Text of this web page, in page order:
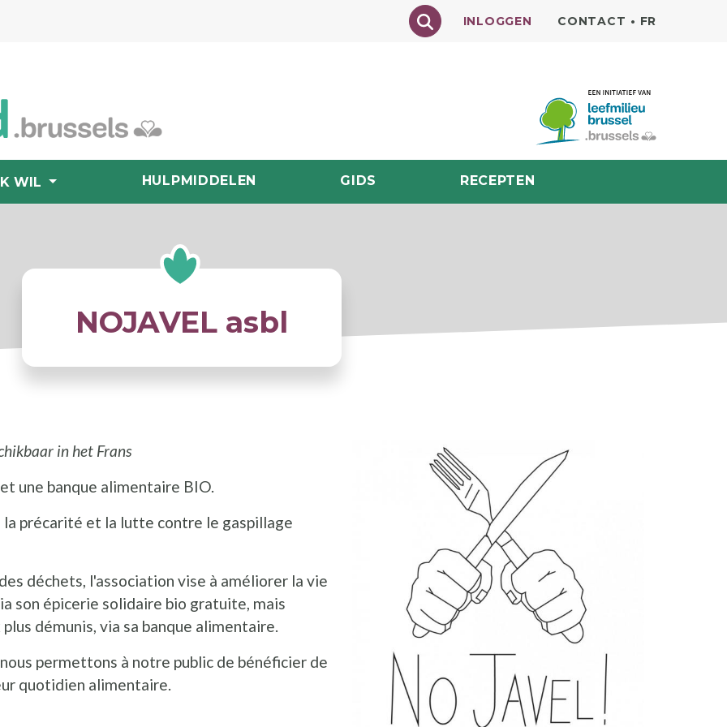
Texte à rechercher
INLOGGEN CONTACT • FR
IK WIL HULPMIDDELEN GIDS RECEPTEN
NOJAVEL asbl
in het Frans
une banque alimentaire BIO.
précarité et la lutte contre le gaspillage
déchets, l'association vise à améliorer la vie
son épicerie solidaire bio gratuite, mais
démunis, via sa banque alimentaire.
permettons à notre public de bénéficier de
quotidien alimentaire.